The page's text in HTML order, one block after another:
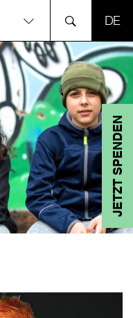
JETZT SPENDEN